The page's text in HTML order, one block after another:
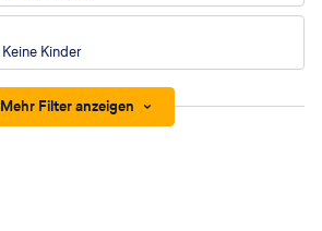
Keine Kinder
Mehr Filter anzeigen